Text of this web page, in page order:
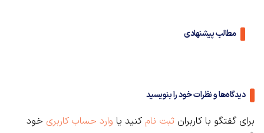
مطالب پیشنهادی
دیدگاه‌ها و نظرات خود را بنویسید
برای گفتگو با کاربران ثبت نام کنید یا وارد حساب کاربری خود